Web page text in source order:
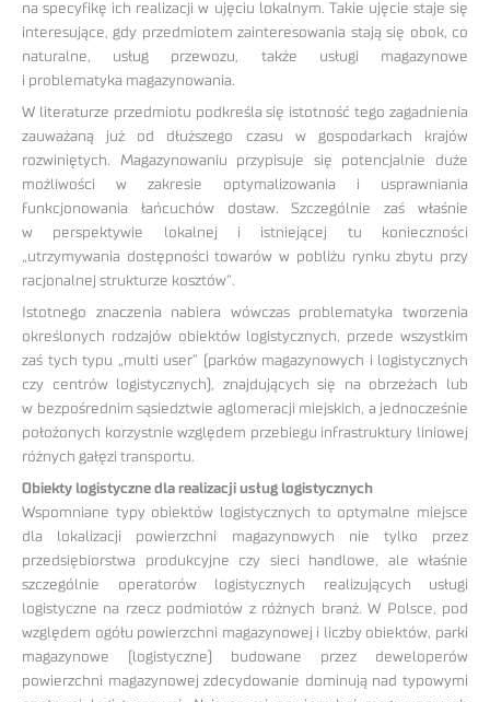
na specyfikę ich realizacji w ujęciu lokalnym. Takie ujęcie staje się
interesujące, gdy przedmiotem zainteresowania stają się obok, co
naturalne, usług przewozu, także usługi magazynowe
i problematyka magazynowania.
W literaturze przedmiotu podkreśla się istotność tego zagadnienia
zauważaną już od dłuższego czasu w gospodarkach krajów
rozwiniętych. Magazynowaniu przypisuje się potencjalnie duże
możliwości w zakresie optymalizowania i usprawniania
funkcjonowania łańcuchów dostaw. Szczególnie zaś właśnie
w perspektywie lokalnej i istniejącej tu konieczności
„utrzymywania dostępności towarów w pobliżu rynku zbytu przy
racjonalnej strukturze kosztów”.
Istotnego znaczenia nabiera wówczas problematyka tworzenia
określonych rodzajów obiektów logistycznych, przede wszystkim
zaś tych typu „multi user” (parków magazynowych i logistycznych
czy centrów logistycznych), znajdujących się na obrzeżach lub
w bezpośrednim sąsiedztwie aglomeracji miejskich, a jednocześnie
położonych korzystnie względem przebiegu infrastruktury liniowej
różnych gałęzi transportu.
Obiekty logistyczne dla realizacji usług logistycznych
Wspomniane typy obiektów logistycznych to optymalne miejsce
dla lokalizacji powierzchni magazynowych nie tylko przez
przedsiębiorstwa produkcyjne czy sieci handlowe, ale właśnie
szczególnie operatorów logistycznych realizujących usługi
logistyczne na rzecz podmiotów z różnych branż. W Polsce, pod
względem ogółu powierzchni magazynowej i liczby obiektów, parki
magazynowe (logistyczne) budowane przez deweloperów
powierzchni magazynowej zdecydowanie dominują nad typowymi